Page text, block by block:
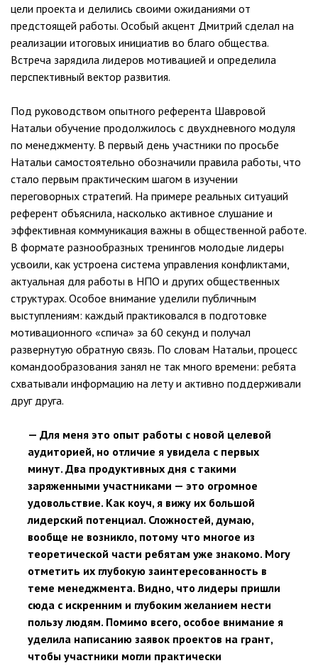
цели проекта и делились своими ожиданиями от
предстоящей работы. Особый акцент Дмитрий сделал на
реализации итоговых инициатив во благо общества.
Встреча зарядила лидеров мотивацией и определила
перспективный вектор развития.
Под руководством опытного референта Шавровой
Натальи обучение продолжилось с двухдневного модуля
по менеджменту. В первый день участники по просьбе
Натальи самостоятельно обозначили правила работы, что
стало первым практическим шагом в изучении
переговорных стратегий. На примере реальных ситуаций
референт объяснила, насколько активное слушание и
эффективная коммуникация важны в общественной работе.
В формате разнообразных тренингов молодые лидеры
усвоили, как устроена система управления конфликтами,
актуальная для работы в НПО и других общественных
структурах. Особое внимание уделили публичным
выступлениям: каждый практиковался в подготовке
мотивационного «спича» за 60 секунд и получал
развернутую обратную связь. По словам Натальи, процесс
командообразования занял не так много времени: ребята
схватывали информацию на лету и активно поддерживали
друг друга.
— Для меня это опыт работы с новой целевой
аудиторией, но отличие я увидела с первых
минут. Два продуктивных дня с такими
заряженными участниками — это огромное
удовольствие. Как коуч, я вижу их большой
лидерский потенциал. Сложностей, думаю,
вообще не возникло, потому что многое из
теоретической части ребятам уже знакомо. Могу
отметить их глубокую заинтересованность в
теме менеджмента. Видно, что лидеры пришли
сюда с искренним и глубоким желанием нести
пользу людям. Помимо всего, особое внимание я
уделила написанию заявок проектов на грант,
чтобы участники могли практически